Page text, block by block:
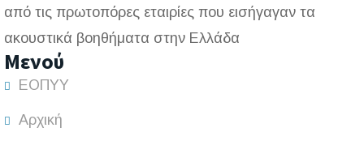
από τις πρωτοπόρες εταιρίες που εισήγαγαν τα
ακουστικά βοηθήματα στην Ελλάδα
Μενού
ΕΟΠΥΥ
Αρχική